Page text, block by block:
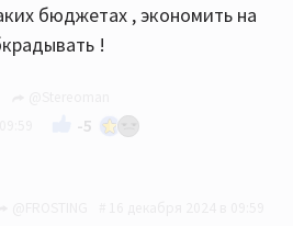
бюджетах , экономить на
!
-5